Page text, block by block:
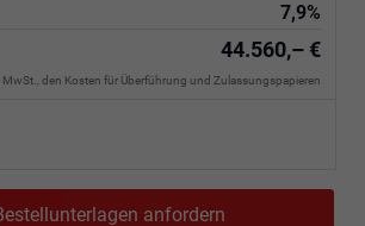
7,9%
44.560,– €
MwSt., den Kosten für Überführung und Zulassungspapieren
anfordern